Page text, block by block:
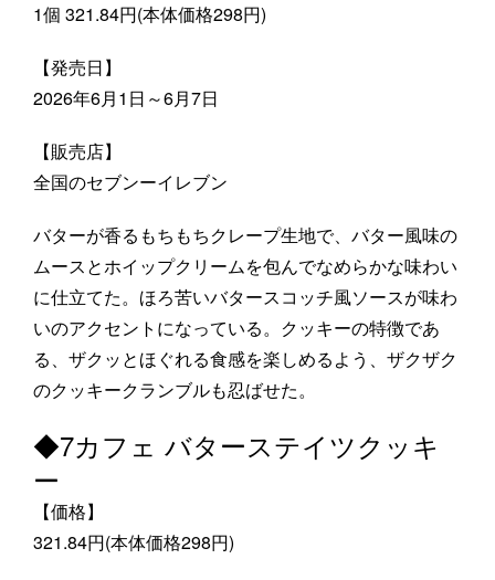
1個 321.84円(本体価格298円)
【発売日】
2026年6月1日～6月7日
【販売店】
全国のセブンーイレブン
バターが香るもちもちクレープ生地で、バター風味の
ムースとホイップクリームを包んでなめらかな味わい
に仕立てた。ほろ苦いバタースコッチ風ソースが味わ
いのアクセントになっている。クッキーの特徴であ
る、ザクッとほぐれる食感を楽しめるよう、ザクザク
のクッキークランブルも忍ばせた。
◆7カフェ バターステイツクッキ
ー
【価格】
321.84円(本体価格298円)